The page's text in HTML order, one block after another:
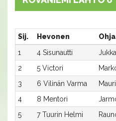
Sij. Hevonen
1
4 Sisunautti
2
5 Victori
3
6 Vilinän Varma
4
8 Mentori
5
7 Tuurin Helmi